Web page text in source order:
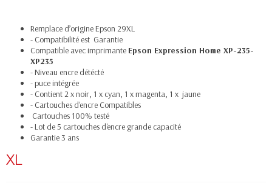
Remplace d’origine Epson 29XL
- Compatibilité est Garantie
Compatible avec imprimante Epson Expression Home XP-235-
XP235
- Niveau encre détécté
- puce intégrée
- Contient 2 x noir, 1 x cyan, 1 x magenta, 1 x jaune
- Cartouches d'encre Compatibles
Cartouches 100% testé
- Lot de 5 cartouches d'encre grande capacité
Garantie 3 ans
XL